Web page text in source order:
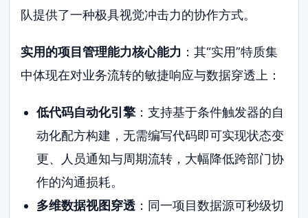
队提供了一种极具视觉冲击力的协作方式。
实用的项目管理能力核心能力 ：其“实用”特质集
中体现在对业务流转的敏捷响应与数据穿透上：
低代码自动化引擎：支持基于条件触发器的自
动化配方构建，无需编写代码即可实现状态变
更、人员通知与周期流转，大幅降低跨部门协
作的沟通损耗。
多维数据视图穿透：同一项目数据源可秒级切